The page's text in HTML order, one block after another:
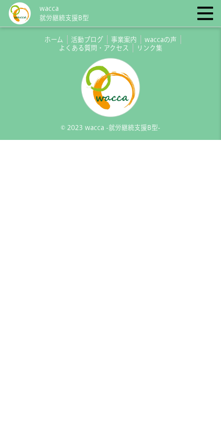
wacca
就労継続支援B型
ホーム 活動ブログ 事業案内
waccaの声
よくある質問・アクセス
リンク集
© 2023 wacca -就労継続支援B型-